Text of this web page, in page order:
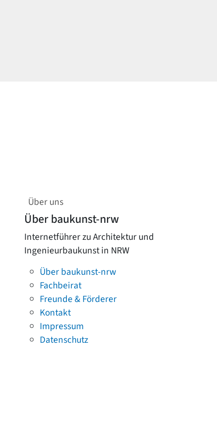
Über uns
Über baukunst-nrw
Internetführer zu Architektur und
Ingenieurbaukunst in NRW
Über baukunst-nrw
Fachbeirat
Freunde & Förderer
Kontakt
Impressum
Datenschutz